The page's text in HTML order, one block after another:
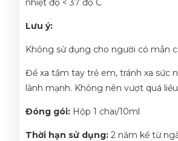
nhiệt độ < 37 độ C
Lưu ý:
Không sử dụng cho người có mẫn
Để xa tầm tay trẻ em, tránh xa sức
lành mạnh. Không nên vượt quá
Đóng gói: Hộp 1 chai/10ml
Thời hạn sử dụng: 2 năm kể từ